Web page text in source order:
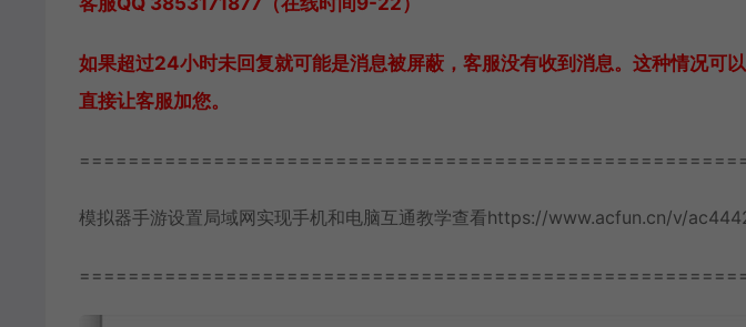
如果超过24小时未回复就可能是消息被屏蔽，客服没有收到消息。这种情况可
直接让客服加您。
模拟器手游设置局域网实现手机和电脑互通教学查看https://www.acfun.cn/v/